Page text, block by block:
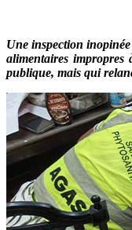
Une inspection
alimentaires
publique, mais qui